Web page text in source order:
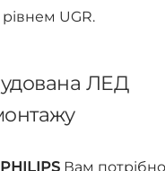
UGR.
ЛЕД
Вам